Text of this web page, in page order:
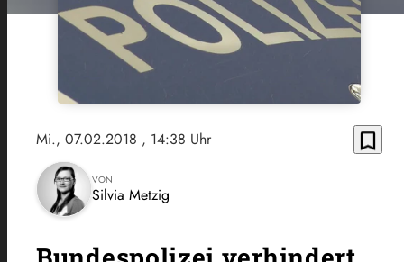
Mi., 07.02.2018 , 14:38 Uhr bookmark_border
VON
Silvia Metzig